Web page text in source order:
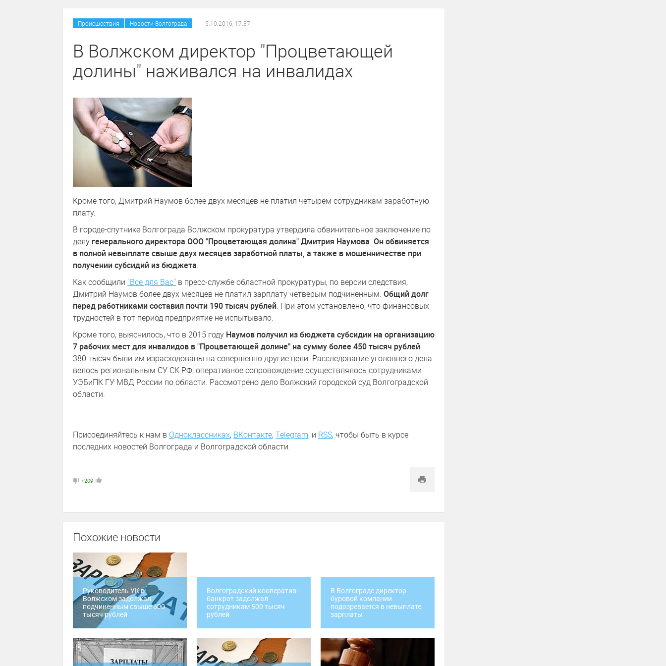
Происшествия Новости Волгограда 5.10.2016, 17:37
В Волжском директор "Процветающей
долины" наживался на инвалидах
Кроме того, Дмитрий Наумов более двух месяцев не платил четырем сотрудникам заработную
плату.
В городе-спутнике Волгограда Волжском прокуратура утвердила обвинительное заключение по
делу генерального директора ООО "Процветающая долина" Дмитрия Наумова. Он обвиняется
в полной невыплате свыше двух месяцев заработной платы, а также в мошенничестве при
получении субсидий из бюджета.
Как сообщили "Все для Вас" в пресс-службе областной прокуратуры, по версии следствия,
Дмитрий Наумов более двух месяцев не платил зарплату четверым подчиненным. Общий долг
перед работниками составил почти 190 тысяч рублей. При этом установлено, что финансовых
трудностей в тот период предприятие не испытывало.
Кроме того, выяснилось, что в 2015 году Наумов получил из бюджета субсидии на организацию
7 рабочих мест для инвалидов в "Процветающей долине" на сумму более 450 тысяч рублей.
380 тысяч были им израсходованы на совершенно другие цели. Расследование уголовного дела
велось региональным СУ СК РФ, оперативное сопровождение осуществлялось сотрудниками
УЭБиПК ГУ МВД России по области. Рассмотрено дело Волжский городской суд Волгоградской
области.
Присоединяйтесь к нам в Одноклассниках, ВКонтакте,Telegram, и RSS, чтобы быть в курсе
последних новостей Волгограда и Волгоградской области.
+209
Похожие новости
Руководитель УК в
Волжском задолжал
подчиненным свыше 600
тысяч рублей
Волгоградский кооператив-
банкрот задолжал
сотрудникам 500 тысяч
рублей
В Волгограде директор
буровой компании
подозревается в невыплате
зарплаты